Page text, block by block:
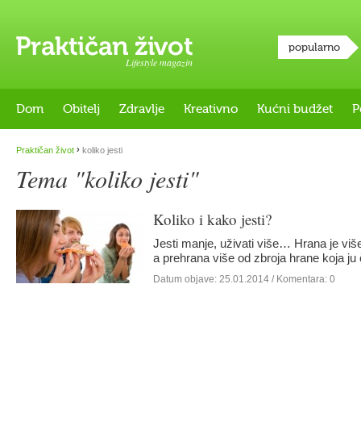
Lifestyle magazin
popularno
Dom Obitelj Zdravlje Kreativno Kućni budžet
Praktičan život › koliko jesti
Tema "koliko jesti"
Koliko i kako jesti?
Jesti manje, uživati više… Hrana je
a prehrana više od zbroja hrane koja
Datum objave: 25.01.2014 / Komentara: 0